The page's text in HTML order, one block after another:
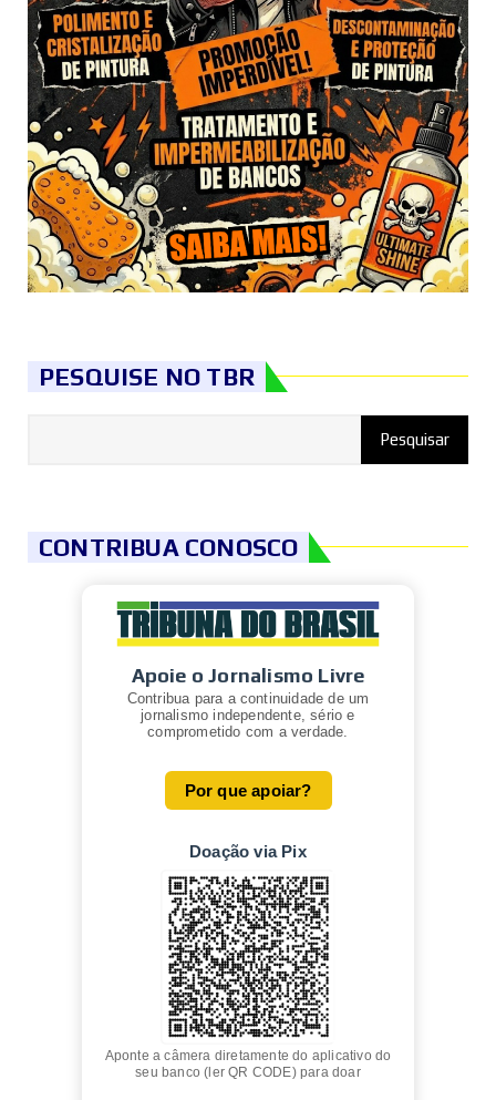
PESQUISE NO TBR
CONTRIBUA CONOSCO
Apoie o Jornalismo Livre
Contribua para a continuidade de um
jornalismo independente, sério e
comprometido com a verdade.
Por que apoiar?
Doação via Pix
Aponte a câmera diretamente do aplicativo do
seu banco (ler QR CODE) para doar